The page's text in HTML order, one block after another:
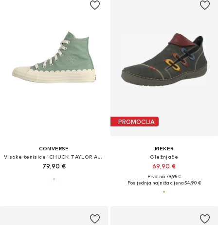
CONVERSE
Visoke tenisice 'CHUCK TAYLOR ALL STAR'
79,90 €
PROMOCIJA
RIEKER
Gležnjače
69,90 €
Prvotno: 79,95 €
Posljednja najniža cijena:54,90 €